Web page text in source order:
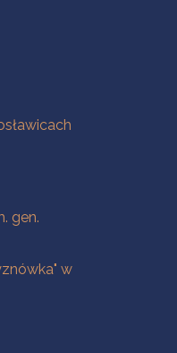
gen.
w